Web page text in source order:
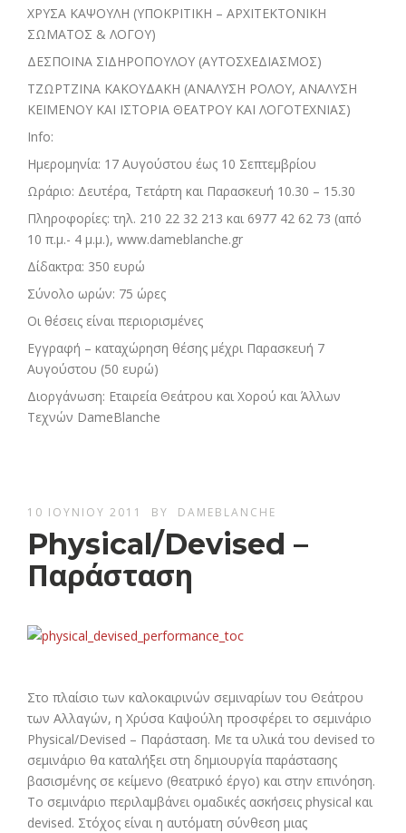
ΧΡΥΣΑ ΚΑΨΟΥΛΗ (ΥΠΟΚΡΙΤΙΚΗ – ΑΡΧΙΤΕΚΤΟΝΙΚΗ
ΣΩΜΑΤΟΣ & ΛΟΓΟΥ)
ΔΕΣΠΟΙΝΑ ΣΙΔΗΡΟΠΟΥΛΟΥ (ΑΥΤΟΣΧΕΔΙΑΣΜΟΣ)
ΤΖΩΡΤΖΙΝΑ ΚΑΚΟΥΔΑΚΗ (ANΑΛΥΣΗ ΡΟΛΟΥ, ΑΝΑΛΥΣΗ
ΚΕΙΜΕΝΟΥ ΚΑΙ ΙΣΤΟΡΙΑ ΘΕΑΤΡΟΥ ΚΑΙ ΛΟΓΟΤΕΧΝΙΑΣ)
Info:
Ημερομηνία: 17 Αυγούστου έως 10 Σεπτεμβρίου
Ωράριο: Δευτέρα, Τετάρτη και Παρασκευή 10.30 – 15.30
Πληροφορίες: τηλ. 210 22 32 213 και 6977 42 62 73 (από
10 π.μ.- 4 μ.μ.), www.dameblanche.gr
Δίδακτρα: 350 ευρώ
Σύνολο ωρών: 75 ώρες
Οι θέσεις είναι περιορισμένες
Εγγραφή – καταχώρηση θέσης μέχρι Παρασκευή 7
Αυγούστου (50 ευρώ)
Διοργάνωση: Εταιρεία Θεάτρου και Χορού και Άλλων
Τεχνών DameBlanche
10 ΙΟΥΝΊΟΥ 2011 BY DAMEBLANCHE
Physical/Devised –
Παράσταση
Στο πλαίσιο των καλοκαιρινών σεμιναρίων του Θεάτρου
των Αλλαγών, η Χρύσα Καψούλη προσφέρει το σεμινάριο
Physical/Devised – Παράσταση. Με τα υλικά του devised το
σεμινάριο θα καταλήξει στη δημιουργία παράστασης
βασισμένης σε κείμενο (θεατρικό έργο) και στην επινόηση.
Το σεμινάριο περιλαμβάνει ομαδικές ασκήσεις physical και
devised. Στόχος είναι η αυτόματη σύνθεση μιας